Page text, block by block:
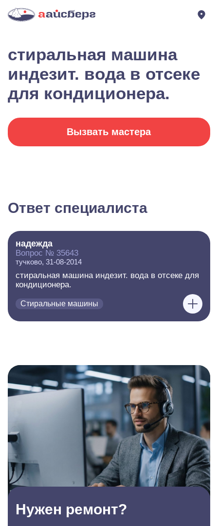
стиральная машина
индезит. вода в отсеке
для кондиционера.
Вызвать мастера
Ответ специалиста
надежда
Вопрос № 35643
тучково, 31-08-2014
стиральная машина индезит. вода в отсеке для
кондиционера.
Стиральные машины
Нужен ремонт?